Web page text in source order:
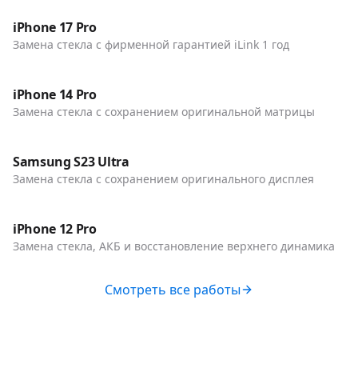
Телефоны
iPhone 17 Pro
Замена стекла с фирменной гарантией iLink 1 год
Телефоны
До / После
iPhone 14 Pro
Замена стекла с сохранением оригинальной матрицы
Телефоны
До / После
Samsung S23 Ultra
Замена стекла с сохранением оригинального дисплея
Телефоны
До / После
iPhone 12 Pro
Замена стекла, АКБ и восстановление верхнего динамика
Смотреть все работы